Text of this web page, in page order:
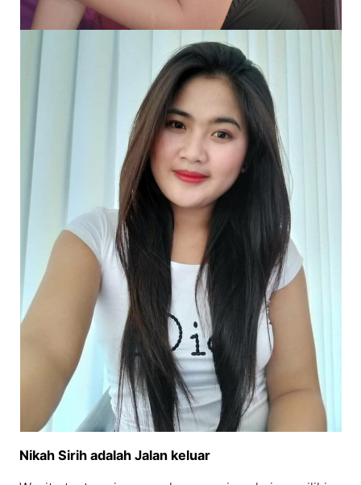
Nikah Sirih adalah Jalan keluar